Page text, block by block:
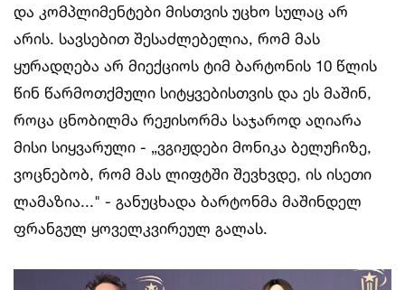
და კომპლიმენტები მისთვის უცხო სულაც არ
არის. სავსებით შესაძლებელია, რომ მას
ყურადღება არ მიექციოს ტიმ ბარტონის 10 წლის
წინ წარმოთქმული სიტყვებისთვის და ეს მაშინ,
როცა ცნობილმა რეჟისორმა საჯაროდ აღიარა
მისი სიყვარული - „ვგიჟდები მონიკა ბელუჩიზე,
ვოცნებობ, რომ მას ლიფტში შევხვდე, ის ისეთი
ლამაზია..." - განუცხადა ბარტონმა მაშინდელ
ფრანგულ ყოველკვირეულ გალას.